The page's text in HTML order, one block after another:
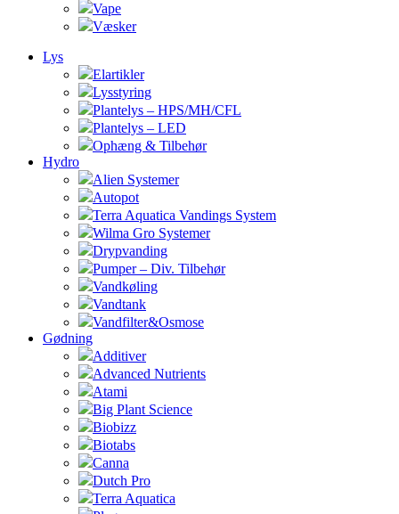
Vape
Væsker
Lys
Elartikler
Lysstyring
Plantelys – HPS/MH/CFL
Plantelys – LED
Ophæng & Tilbehør
Hydro
Alien Systemer
Autopot
Terra Aquatica Vandings System
Wilma Gro Systemer
Drypvanding
Pumper – Div. Tilbehør
Vandkøling
Vandtank
Vandfilter&Osmose
Gødning
Additiver
Advanced Nutrients
Atami
Big Plant Science
Biobizz
Biotabs
Canna
Dutch Pro
Terra Aquatica